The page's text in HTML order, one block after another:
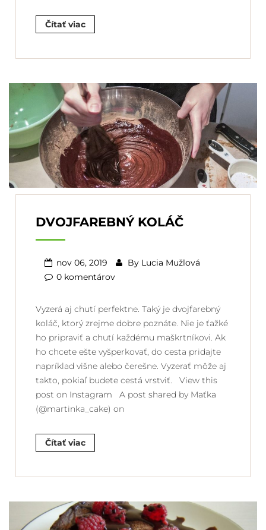
Čítať viac
DVOJFAREBNÝ KOLÁČ
nov 06, 2019 By Lucia Mužlová
0 komentárov
Vyzerá aj chutí perfektne. Taký je dvojfarebný
koláč, ktorý zrejme dobre poznáte. Nie je ťažké
ho pripraviť a chutí každému maškrtníkovi. Ak
ho chcete ešte vyšperkovať, do cesta pridajte
napríklad višne alebo čerešne. Vyzerať môže aj
takto, pokiaľ budete cestá vrstviť. View this
post on Instagram A post shared by Maťka
(@martinka_cake) on
Čítať viac